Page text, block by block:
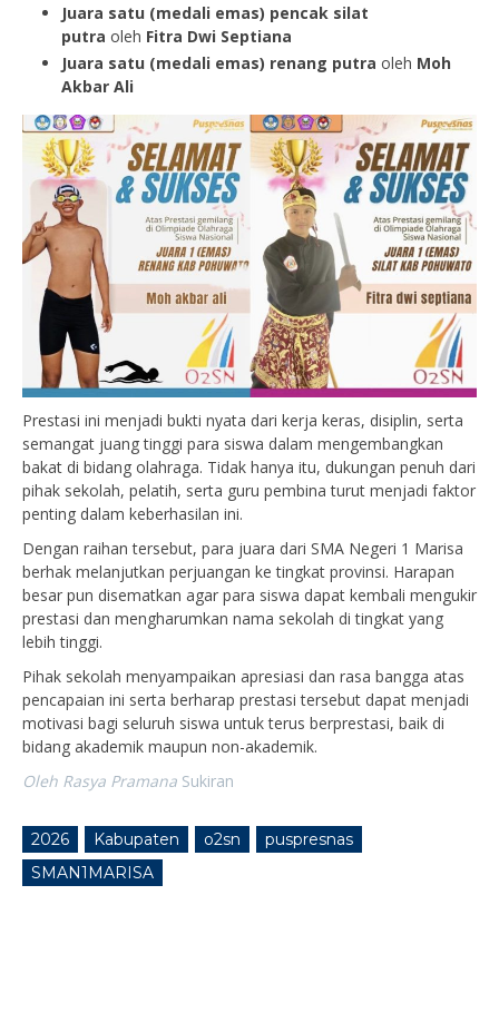
Juara satu (medali emas) pencak silat
putra oleh Fitra Dwi Septiana
Juara satu (medali emas) renang putra oleh Moh
Akbar Ali
Prestasi ini menjadi bukti nyata dari kerja keras, disiplin, serta
semangat juang tinggi para siswa dalam mengembangkan
bakat di bidang olahraga. Tidak hanya itu, dukungan penuh dari
pihak sekolah, pelatih, serta guru pembina turut menjadi faktor
penting dalam keberhasilan ini.
Dengan raihan tersebut, para juara dari SMA Negeri 1 Marisa
berhak melanjutkan perjuangan ke tingkat provinsi. Harapan
besar pun disematkan agar para siswa dapat kembali mengukir
prestasi dan mengharumkan nama sekolah di tingkat yang
lebih tinggi.
Pihak sekolah menyampaikan apresiasi dan rasa bangga atas
pencapaian ini serta berharap prestasi tersebut dapat menjadi
motivasi bagi seluruh siswa untuk terus berprestasi, baik di
bidang akademik maupun non-akademik.
Oleh Rasya Pramana Sukiran
2026 Kabupaten o2sn
puspresnas
SMAN1MARISA